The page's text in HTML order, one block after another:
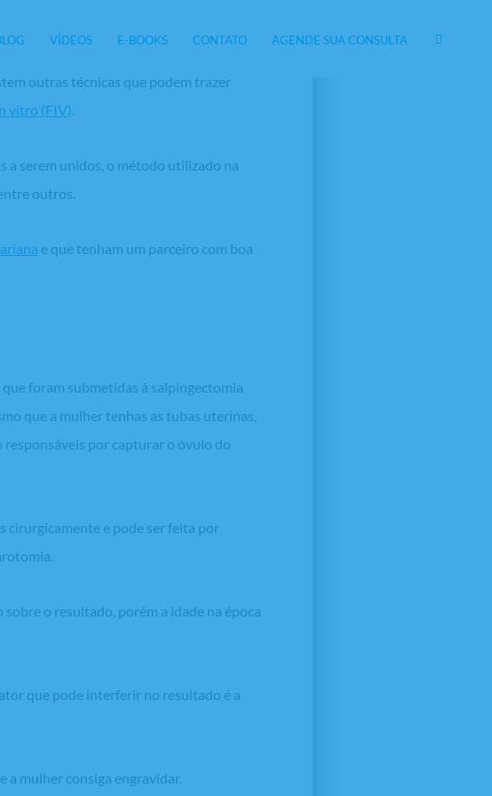
VÍDEOS E-BOOKS CONTATO AGENDE SUA CONSULTA
outras técnicas que podem trazer
vitro (FIV).
a serem unidos, o método utilizado na
outros.
e que tenham um parceiro com boa
foram submetidas à salpingectomia
que a mulher tenhas as tubas uterinas,
responsáveis por capturar o óvulo do
cirurgicamente e pode ser feita por
o resultado, porém a idade na época
que pode interferir no resultado é a
a mulher consiga engravidar.